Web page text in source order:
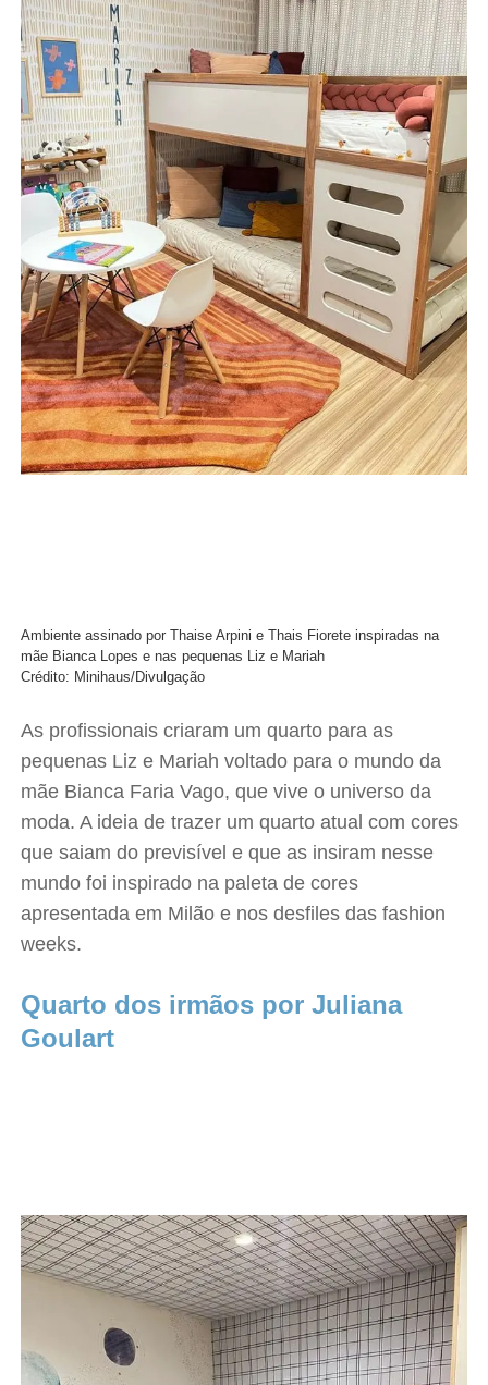
Ambiente assinado por Thaise Arpini e Thais Fiorete inspiradas na
mãe Bianca Lopes e nas pequenas Liz e Mariah
Crédito: Minihaus/Divulgação
As profissionais criaram um quarto para as
pequenas Liz e Mariah voltado para o mundo da
mãe Bianca Faria Vago, que vive o universo da
moda. A ideia de trazer um quarto atual com cores
que saiam do previsível e que as insiram nesse
mundo foi inspirado na paleta de cores
apresentada em Milão e nos desfiles das fashion
weeks.
Quarto dos irmãos por Juliana
Goulart